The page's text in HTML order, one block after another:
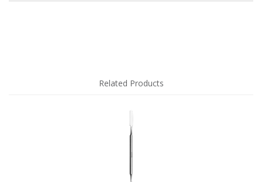
Related Products